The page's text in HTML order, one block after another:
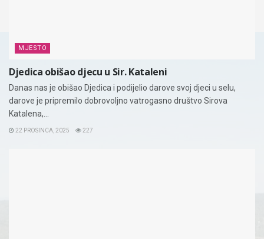
MJESTO
Djedica obišao djecu u Sir. Kataleni
Danas nas je obišao Djedica i podijelio darove svoj djeci u selu,
darove je pripremilo dobrovoljno vatrogasno društvo Sirova
Katalena,...
22 PROSINCA, 2025 227